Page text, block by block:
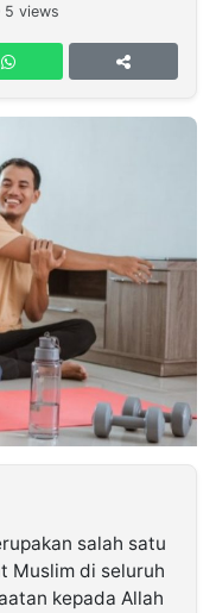
5 views
salah satu
Muslim di seluruh
kepada Allah